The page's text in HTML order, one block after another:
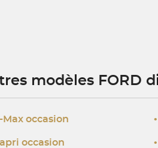
modèles FORD
Max occasion
occasion
•
•